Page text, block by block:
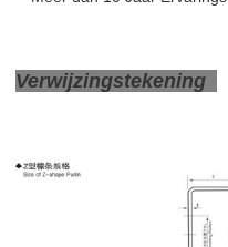
Verwijzingstekening